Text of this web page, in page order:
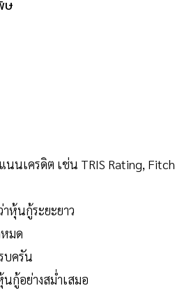
ษ
นเครดิต เช่น TRIS Rating, Fitch
หุ้นกู้ระยะยาว
มด
บครัน
กู้อย่างสม่ำเสมอ